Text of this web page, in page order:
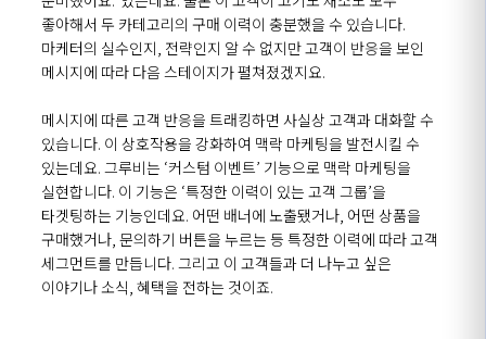
좋아해서 두 카테고리의 구매 이력이 충분했을 수 있습니다.
마케터의 실수인지, 전략인지 알 수 없지만 고객이 반응을 보인
메시지에 따라 다음 스테이지가 펼쳐졌겠지요.
메시지에 따른 고객 반응을 트래킹하면 사실상 고객과 대화할 수
있습니다. 이 상호작용을 강화하여 맥락 마케팅을 발전시킬 수
있는데요. 그루비는 ‘커스텀 이벤트’ 기능으로 맥락 마케팅을
실현합니다. 이 기능은 ‘특정한 이력이 있는 고객 그룹’을
타겟팅하는 기능인데요. 어떤 배너에 노출됐거나, 어떤 상품을
구매했거나, 문의하기 버튼을 누르는 등 특정한 이력에 따라 고객
세그먼트를 만듭니다. 그리고 이 고객들과 더 나누고 싶은
이야기나 소식, 혜택을 전하는 것이죠.